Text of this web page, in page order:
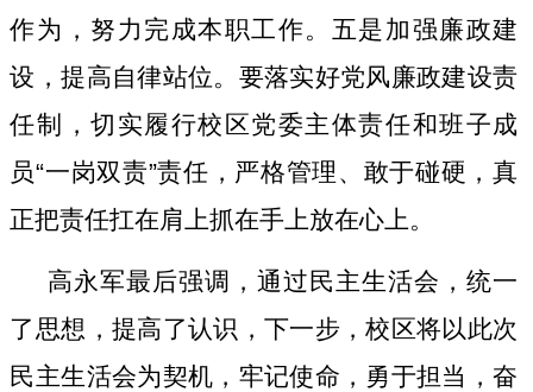
作为，努力完成本职工作。五是加强廉政建
设，提高自律站位。要落实好党风廉政建设责
任制，切实履行校区党委主体责任和班子成
员“一岗双责”责任，严格管理、敢于碰硬，真
正把责任扛在肩上抓在手上放在心上。
高永军最后强调，通过民主生活会，统一
了思想，提高了认识，下一步，校区将以此次
民主生活会为契机，牢记使命，勇于担当，奋